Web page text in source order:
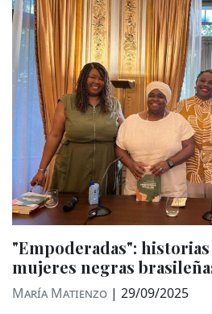
"Empoderadas":
mujeres negras
María Matienzo | 29/09/2025